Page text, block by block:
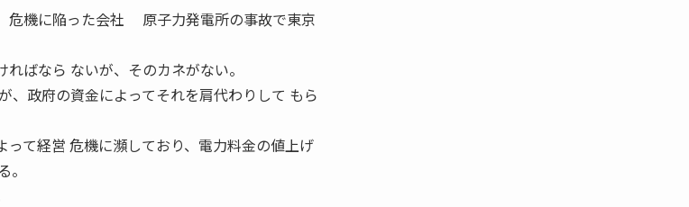
った会社 原子力発電所の事故で東京
ばなら ないが、そのカネがない。
、政府の資金によってそれを肩代わりして もら
て経営 危機に瀕しており、電力料金の値上げ